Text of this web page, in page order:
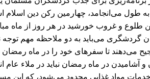
طول می‌انجامد، چهارمین رکن دین اسلام
طلوع و غروب خورشید در هر روز از ماه
می‌باید به دو ملاحظه مهم توجه
می‌دهند تا سفرهای خود را در ماه رمضان
در ماه رمضان نباید در ملاء عام
مواد غذایی محدود می‌شود، که این